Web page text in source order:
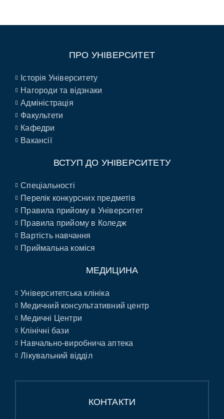
ПРО УНІВЕРСИТЕТ
Історія Університету
Нагороди та відзнаки
Адміністрація
Факультети
Кафедри
Вакансії
ВСТУП ДО УНІВЕРСИТЕТУ
Спеціальності
Перелік конкурсних предметів
Правила прийому в Університет
Правила прийому в Коледж
Вартість навчання
Приймальна коміся
МЕДИЦИНА
Університетська клініка
Медичний консультативний центр
Медичні Центри
Клінічні бази
Навчально-виробнича аптека
Лікувальний відділ
КОНТАКТИ